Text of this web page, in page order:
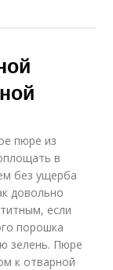
пюре из
в
без ущерба
довольно
если
порошка
зелень. Пюре
к отварной